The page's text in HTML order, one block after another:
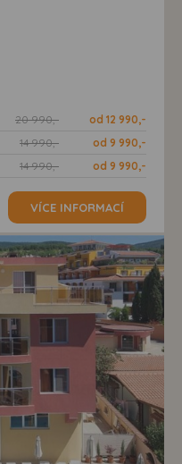
20 990,-
od 12 990,-
14 990,-
od 9 990,-
14 990,- od 9 990,-
VÍCE INFORMACÍ